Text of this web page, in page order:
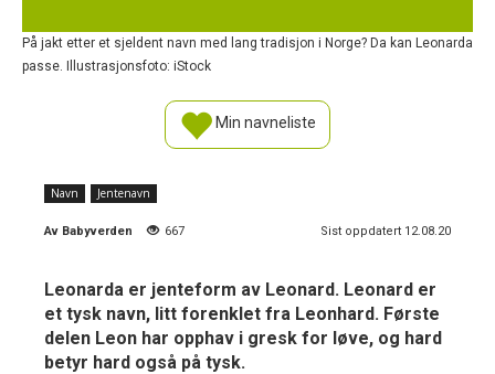
På jakt etter et sjeldent navn med lang tradisjon i Norge? Da kan Leonarda
passe. Illustrasjonsfoto: iStock
Min navneliste
Navn Jentenavn
Av Babyverden 667 Sist oppdatert 12.08.20
Leonarda er jenteform av Leonard. Leonard er
et tysk navn, litt forenklet fra Leonhard. Første
delen Leon har opphav i gresk for løve, og hard
betyr hard også på tysk.